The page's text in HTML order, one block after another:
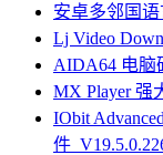
安卓多邻国语
Lj Video
AIDA64 电脑
MX Player 强
IObit
件